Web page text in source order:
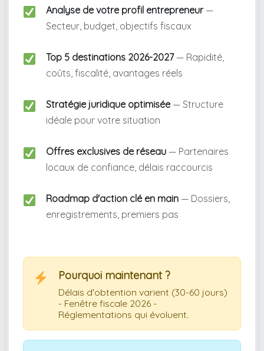
Analyse de votre profil entrepreneur —
Secteur, budget, objectifs fiscaux
Top 5 destinations 2026-2027 — Rapidité,
coûts, fiscalité, avantages réels
Stratégie juridique optimisée — Structure
idéale pour votre situation
Offres exclusives de réseau — Partenaires
locaux de confiance, délais raccourcis
Roadmap d'action clé en main — Dossiers,
enregistrements, premiers pas
Pourquoi maintenant ?
Délais d'obtention varient (30-60 jours)
- Fenêtre fiscale 2026 -
Réglementations qui évoluent.